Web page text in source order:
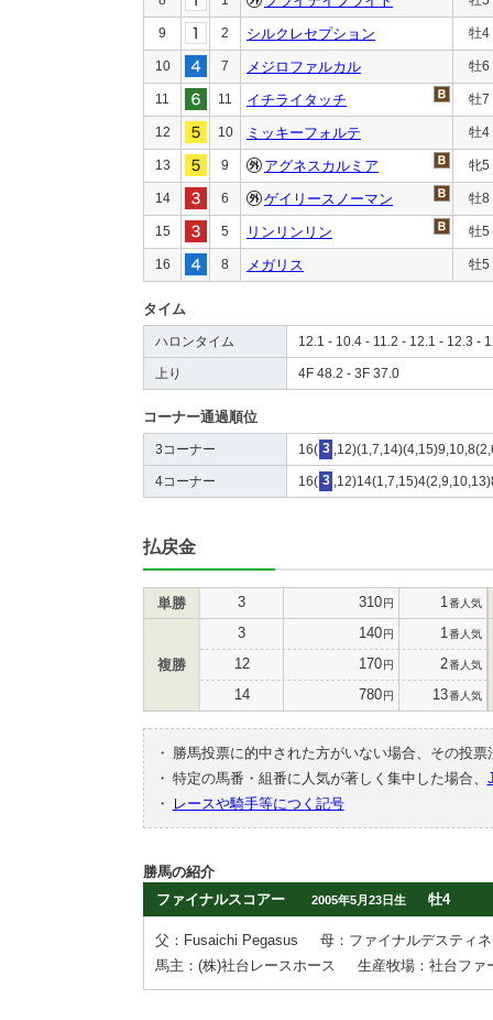
9 2 シルクレセプション 牡4
10 7 メジロファルカル 牡6
11 11 イチライタッチ 牡7
12 10 ミッキーフォルテ 牡4
13 9 アグネスカルミア 牝5
14 6 ゲイリースノーマン 牡8
15 5 リンリンリン 牡5
16 8 メガリス 牡5
タイム
ハロンタイム 12.1 - 10.4 - 11.2 - 12.1 - 12.3 -
上り 4F 48.2 - 3F 37.0
コーナー通過順位
3コーナー 16( 3
4コーナー 16( 3
払戻金
単勝 3 310円 1 番人気
複勝
3 140円 1 番人気
12 170円 2番人気
14 780円 13番人気
・
勝馬投票に的中された方がいない場合、その投
・ 特定の馬番・組番に人気が著しく集中した場合、
・
レースや騎手等につく記号
勝馬の紹介
ファイナルスコアー
2005年5月23日生 牡4
父：Fusaichi Pegasus
母：ファイナルデスティ
馬主：(株)社台レースホース
生産牧場：社台ファ